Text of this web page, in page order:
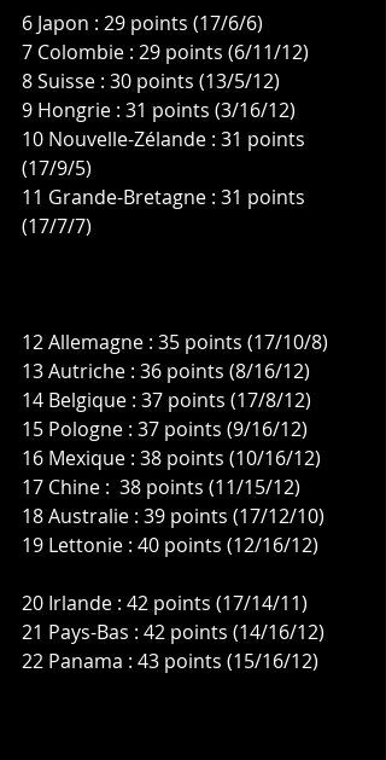
6 Japon : 29 points (17/6/6)
7 Colombie : 29 points (6/11/12)
8 Suisse : 30 points (13/5/12)
9 Hongrie : 31 points (3/16/12)
10 Nouvelle-Zélande : 31 points
(17/9/5)
11 Grande-Bretagne : 31 points
(17/7/7)
12 Allemagne : 35 points (17/10/8)
13 Autriche : 36 points (8/16/12)
14 Belgique : 37 points (17/8/12)
15 Pologne : 37 points (9/16/12)
16 Mexique : 38 points (10/16/12)
17 Chine :  38 points (11/15/12)
18 Australie : 39 points (17/12/10)
19 Lettonie : 40 points (12/16/12)
20 Irlande : 42 points (17/14/11)
21 Pays-Bas : 42 points (14/16/12)
22 Panama : 43 points (15/16/12)